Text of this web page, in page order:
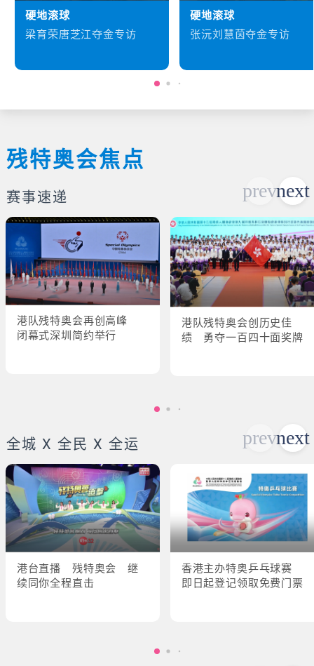
硬地滚球
梁育荣唐芝江夺金专访
硬地滚球
张沅刘慧茵夺金专访
残特奥会焦点
赛事速递
港队残特奥会再创高峰
闭幕式深圳简约举行
港队残特奥会创历史佳
绩 勇夺一百四十面奖牌
全城 X 全民 X 全运
港台直播 残特奥会 继
续同你全程直击
香港主办特奥乒乓球赛
即日起登记领取免费门票